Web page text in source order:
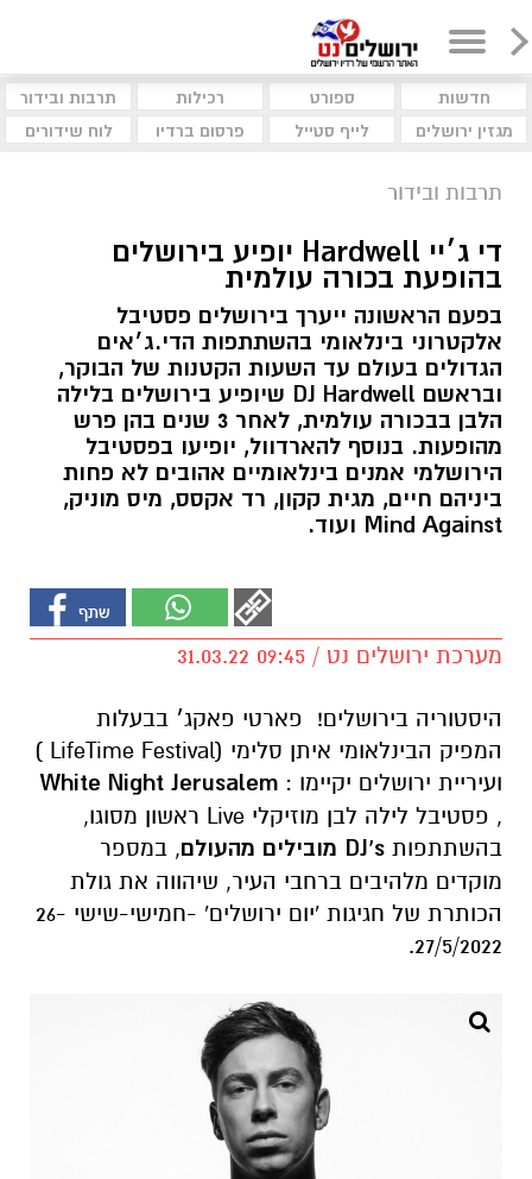
חדשות ספורט רכילות
תרבות ובידור
מגזין ירושלים
לייף סטייל פרסום ברדיו לוח שידורים
תרבות ובידור
די ג׳יי Hardwell יופיע בירושלים
בהופעת בכורה עולמית
בפעם הראשונה ייערך בירושלים פסטיבל
אלקטרוני בינלאומי בהשתתפות הדי.ג׳אים
הגדולים בעולם עד השעות הקטנות של הבוקר,
ובראשם DJ Hardwell שיופיע בירושלים בלילה
הלבן בבכורה עולמית, לאחר 3 שנים בהן פרש
מהופעות. בנוסף להארדוול, יופיעו בפסטיבל
הירושלמי אמנים בינלאומיים אהובים לא פחות
ביניהם חיים, מגית קקון, רד אקסס, מיס מוניק,
Mind Against ועוד.
מערכת ירושלים נט / 09:45 31.03.22
היסטוריה בירושלים! פארטי פאקג׳ בבעלות
המפיק הבינלאומי איתן סלימי (LifeTime Festival )
ועיריית ירושלים יקיימו : White Night Jerusalem
, פסטיבל לילה לבן מוזיקלי Live ראשון מסוגו,
בהשתתפות DJ’s מובילים מהעולם, במספר
מוקדים מלהיבים ברחבי העיר, שיהווה את גולת
הכותרת של חגיגות 'יום ירושלים' -חמישי-שישי 26-
27/5/2022.